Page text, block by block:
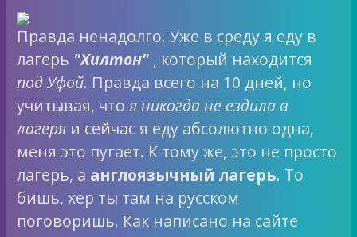
Правда ненадолго. Уже в среду я еду в
лагерь "Хилтон" , который находится
под Уфой. Правда всего на 10 дней, но
учитывая, чтоя никогда не ездила в
лагеря и сейчас я еду абсолютно одна,
меня это пугает. К тому же, это не просто
лагерь, а англоязычный лагерь. То
бишь, хер ты там на русском
поговоришь. Как написано на сайте